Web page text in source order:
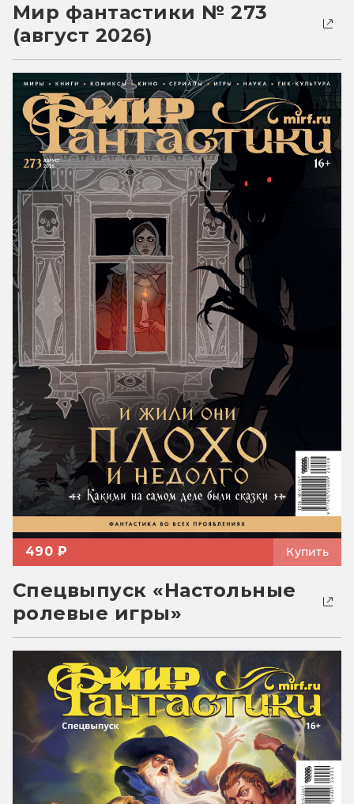
Мир фантастики № 273
(август 2026)
490 ₽ Купить
Спецвыпуск «Настольные
ролевые игры»